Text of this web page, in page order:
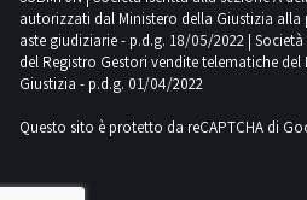
aggiudicato
provvisoriamente
uno
più
ore
dalla
chiusura
dell’asta,
all’indirizzo
concordato:
4
giorni
giorno
1
giorno
autorizzati dal Ministero della Giustizia alla
aste giudiziarie - p.d.g. 18/05/2022 |
del Registro Gestori vendite telematiche del
Giustizia - p.d.g. 01/04/2022
Questo sito è protetto da reCAPTCHA di